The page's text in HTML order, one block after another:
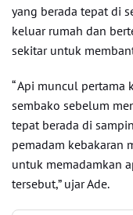
yang berada tepat di
keluar rumah dan
sekitar untuk
“ Api muncul
sembako sebelum
tepat berada di
pemadam kebakaran
untuk memadamkan
tersebut,” ujar Ade.